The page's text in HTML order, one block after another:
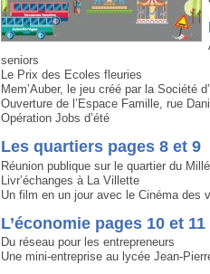
seniors
Le Prix des Ecoles fleuries
Mem’Auber, le jeu créé par la Société
Ouverture de l’Espace Famille, rue
Opération Jobs d’été
Les quartiers pages 8 et 9
Réunion publique sur le quartier du
Livr’échanges à La Villette
Un film en un jour avec le Cinéma des
L’économie pages 10 et 11
Du réseau pour les entrepreneurs
Une mini-entreprise au lycée Jean-